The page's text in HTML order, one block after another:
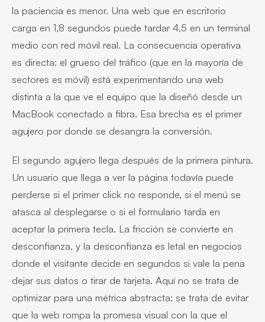
la paciencia es menor. Una web que en escritorio
carga en 1,8 segundos puede tardar 4,5 en un terminal
medio con red móvil real. La consecuencia operativa
es directa: el grueso del tráfico (que en la mayoría de
sectores es móvil) está experimentando una web
distinta a la que ve el equipo que la diseñó desde un
MacBook conectado a fibra. Esa brecha es el primer
agujero por donde se desangra la conversión.
El segundo agujero llega después de la primera pintura.
Un usuario que llega a ver la página todavía puede
perderse si el primer click no responde, si el menú se
atasca al desplegarse o si el formulario tarda en
aceptar la primera tecla. La fricción se convierte en
desconfianza, y la desconfianza es letal en negocios
donde el visitante decide en segundos si vale la pena
dejar sus datos o tirar de tarjeta. Aquí no se trata de
optimizar para una métrica abstracta: se trata de evitar
que la web rompa la promesa visual con la que el